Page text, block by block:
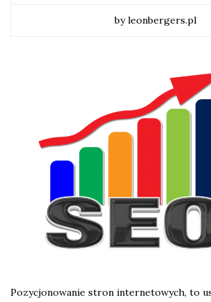
by leonbergers.pl
Pozycjonowanie stron internetowych, to